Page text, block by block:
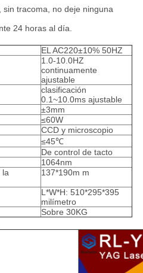
tracoma, no deje ninguna
24 horas al día.
EL AC220±10% 50HZ
1.0-10.0HZ
continuamente
ajustable
clasificación
0.1~10.0ms ajustable
±3mm
≤60W
CCD y microscopio
≤45℃
De control de tacto
1064nm
la
137*190m m
L*W*H: 510*295*395
milímetro
Sobre 30KG